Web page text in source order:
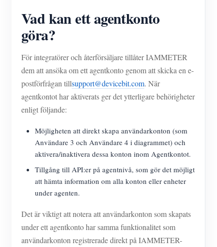
Vad kan ett agentkonto
göra?
För integratörer och återförsäljare tillåter IAMMETER
dem att ansöka om ett agentkonto genom att skicka en e-
postförfrågan tillsupport@devicebit.com. När
agentkontot har aktiverats ger det ytterligare behörigheter
enligt följande:
Möjligheten att direkt skapa användarkonton (som
Användare 3 och Användare 4 i diagrammet) och
aktivera/inaktivera dessa konton inom Agentkontot.
Tillgång till API:er på agentnivå, som gör det möjligt
att hämta information om alla konton eller enheter
under agenten.
Det är viktigt att notera att användarkonton som skapats
under ett agentkonto har samma funktionalitet som
användarkonton registrerade direkt på IAMMETER-